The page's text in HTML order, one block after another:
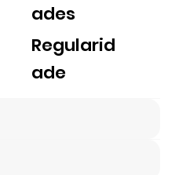
ades
Regularid
ade